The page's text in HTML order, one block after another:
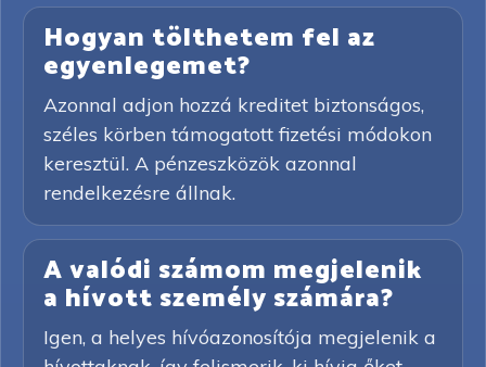
Hogyan tölthetem fel az
egyenlegemet?
Azonnal adjon hozzá kreditet biztonságos,
széles körben támogatott fizetési módokon
keresztül. A pénzeszközök azonnal
rendelkezésre állnak.
A valódi számom megjelenik
a hívott személy számára?
Igen, a helyes hívóazonosítója megjelenik a